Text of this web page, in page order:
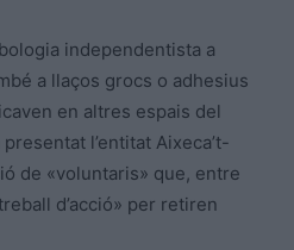
independentista a
a llaços grocs o adhesius
en altres espais del
l’entitat Aixeca’t-
de «voluntaris» que, entre
d’acció» per retiren